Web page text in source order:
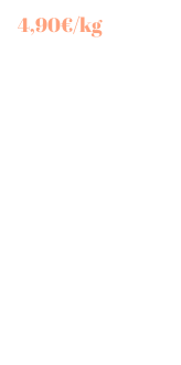
4,90€/kg